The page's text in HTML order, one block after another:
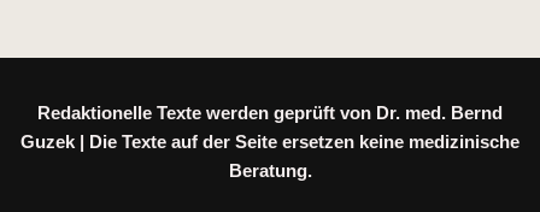
Redaktionelle Texte werden geprüft von Dr. med. Bernd
Guzek | Die Texte auf der Seite ersetzen keine medizinische
Beratung.